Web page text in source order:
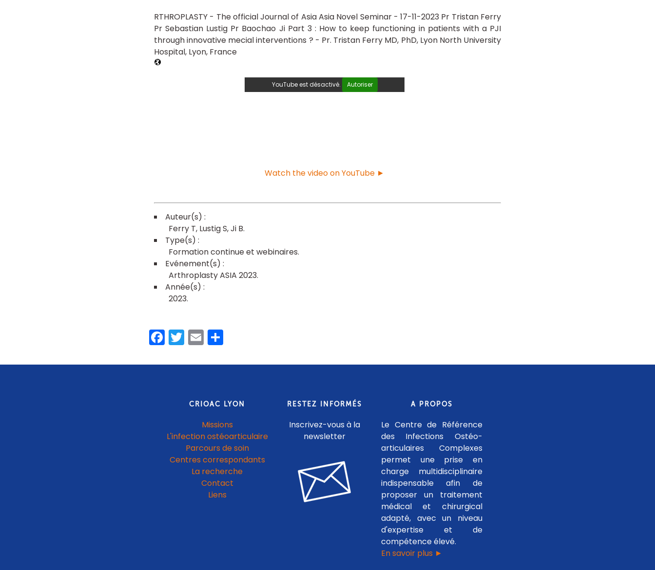
RTHROPLASTY - The official Journal of Asia Asia Novel Seminar - 17-11-2023 Pr Tristan Ferry
Pr Sebastian Lustig Pr Baochao Ji Part 3 : How to keep functioning in patients with a PJI
through innovative mecial interventions ? - Pr. Tristan Ferry MD, PhD, Lyon North University
Hospital, Lyon, France
YouTube est désactivé. Autoriser
Watch the video on YouTube ►
Ferry T Lustig S Ji B
Formation continue et webinaires
Arthroplasty ASIA 2023
2023
Facebook
Twitter
Email
CRIOAC LYON
Missions
L'infection ostéoarticulaire
Parcours de soin
Centres correspondants
La recherche
Contact
Liens
RESTEZ INFORMÉS
Inscrivez-vous à la
newsletter
A PROPOS
Le Centre de Référence
des Infections Ostéo-
articulaires Complexes
permet une prise en
charge multidisciplinaire
indispensable afin de
proposer un traitement
médical et chirurgical
adapté, avec un niveau
d'expertise et de
compétence élevé.
En savoir plus ►